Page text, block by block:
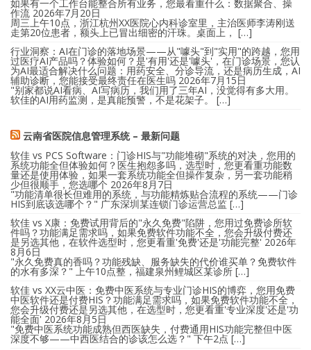
如果有一个工作台能整合所有业务，您最看重什么：数据聚合、操
作流 2026年7月20日
周三上午10点，浙江杭州XX医院心内科诊室里，主治医师李涛刚送
走第20位患者，额头上已冒出细密的汗珠。桌面上， […]
行业洞察：AI在门诊的落地场景——从"噱头"到"实用"的跨越，您用
过医疗AI产品吗？体验如何？是'有用'还是'噱头'，在门诊场景，您认
为AI最适合解决什么问题：用药安全、分诊导流，还是病历生成，AI
辅助诊断，您能接受最终责任在医生吗 2026年7月15日
"别家都说AI看病、AI写病历，我们用了三年AI，没觉得有多大用。
软佳的AI用药监测，是真能预警，不是花架子。 […]
云南省医院信息管理系统 – 最新问题
软佳 vs PCS Software：门诊HIS与"功能堆砌"系统的对决，您用的
系统功能全但体验如何？医生抱怨多吗，选型时，您更看重功能数
量还是使用体验，如果一套系统功能全但操作复杂，另一套功能稍
少但很顺手，您选哪个 2026年8月7日
"功能清单很长但难用的系统，与功能精炼贴合流程的系统——门诊
HIS到底该选哪个？" 广东深圳某连锁门诊运营总监 […]
软佳 vs X康：免费试用背后的"永久免费"陷阱，您用过免费诊所软
件吗？功能满足需求吗，如果免费软件功能不全，您会升级付费还
是另选其他，在软件选型时，您更看重'免费'还是'功能完整' 2026年
8月6日
"永久免费真的香吗？功能残缺、服务缺失的代价谁买单？免费软件
的水有多深？" 上午10点整，福建泉州鲤城区某诊所 […]
软佳 vs XX云中医：免费中医系统与专业门诊HIS的博弈，您用免费
中医软件还是付费HIS？功能满足需求吗，如果免费软件功能不全，
您会升级付费还是另选其他，在选型时，您更看重'专业深度'还是'功
能全面' 2026年8月5日
"免费中医系统功能成熟但西医缺失，付费通用HIS功能完整但中医
深度不够——中西医结合的诊该怎么选？" 下午2点 […]